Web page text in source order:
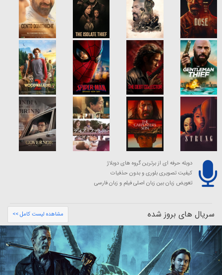
دوبله حرفه ای از برترین گروه های دوبلاژ
کیفیت تصویری بلوری و بدون حذفیات
تعویض زبان بین زبان اصلی فیلم و زبان فارسی
سریال های بروز شده مشاهده لیست کامل >>